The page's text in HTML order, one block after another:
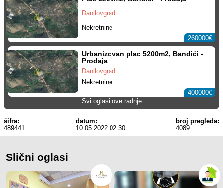
Danilovgrad
Nekretnine
260000€
Urbanizovan plac 5200m2, Bandići -
Prodaja
Danilovgrad
Nekretnine
400000€
Svi oglasi ove radnje
šifra:
489441
datum:
10.05.2022 02:30
broj pregleda:
4089
Slični oglasi